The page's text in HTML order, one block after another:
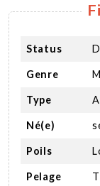
Status
Genre
Type
Né(e)
Poils
Pelage